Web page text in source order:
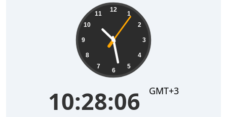
12
1
2
3
4
5
6
7
8
9
10
11
10:28:07 GMT+3